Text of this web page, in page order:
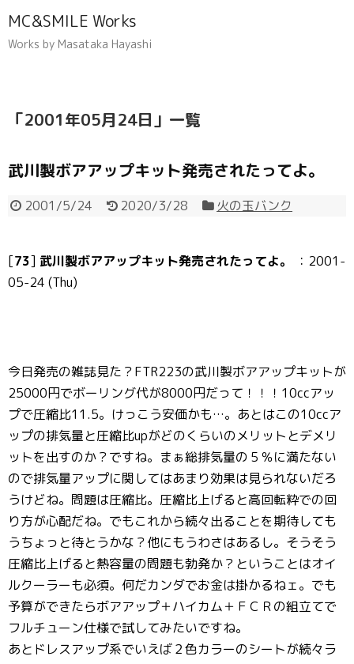
MC&SMILE Works
Works by Masataka Hayashi
「2001年05月24日 」 一覧
武川製ボアアップキット発売されたってよ。
2001/5/24 2020/3/28 火の玉バンク
[73] 武川製ボアアップキット発売されたってよ。
：2001-
05-24 (Thu)
今日発売の雑誌見た？FTR223の武川製ボアアップキットが
25000円でボーリング代が8000円だって！！！10ccアッ
プで圧縮比11.5。けっこう安価かも…。あとはこの10ccア
ップの排気量と圧縮比upがどのくらいのメリットとデメリ
ットを出すのか？ですね。まぁ総排気量の５％に満たない
ので排気量アップに関してはあまり効果は見られないだろ
うけどね。問題は圧縮比。圧縮比上げると高回転粋での回
り方が心配だね。でもこれから続々出ることを期待しても
うちょっと待とうかな？他にもうわさはあるし。そうそう
圧縮比上げると熱容量の問題も勃発か？ということはオイ
ルクーラーも必須。何だカンダでお金は掛かるねェ。でも
予算ができたらボアアップ＋ハイカム＋ＦＣＲの組立てで
フルチューン仕様で試してみたいですね。
あとドレスアップ系でいえば２色カラーのシートが続々ラ